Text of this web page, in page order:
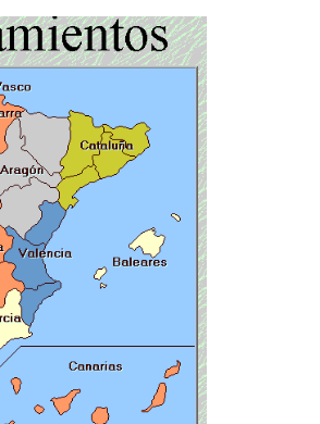
que muchas empresas
tarde 20/07/2026
los Traders Mexicanos Antes de
ventajas reales para pymes
trabajas por cuenta propia